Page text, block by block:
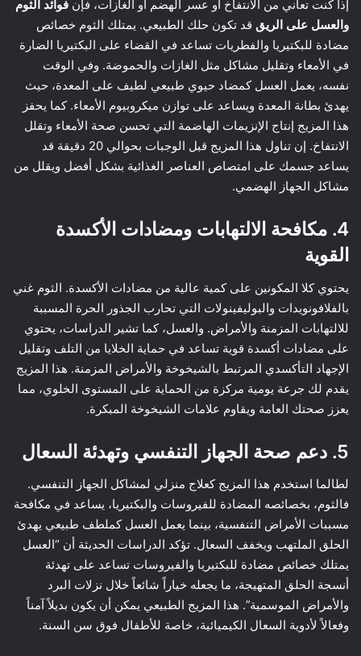
إذا كنت تعاني من الانتفاخ أو عسر الهضم أو الغازات، فإن فوائد الثوم
والعسل على الريق قد تكون حلك الطبيعي. يمتلك الثوم خصائص
مضادة للبكتيريا والفطريات تساعد في القضاء على البكتيريا الضارة
في الأمعاء وتقليل مشاكل مثل الغازات والحموضة. وفي الوقت
نفسه، يعمل العسل كمضاد حيوي طبيعي لطيف على المعدة، حيث
يهدئ بطانة المعدة ويساعد على توازن ميكروبيوم الأمعاء. كما يحفز
هذا المزيج إنتاج الإنزيمات الهاضمة التي تحسن صحة الأمعاء وتقلل
الانتفاخ. إن تناول هذا المزيج قبل الوجبات بحوالي 20 دقيقة قد
يساعد جسمك على امتصاص العناصر الغذائية بشكل أفضل ويقلل من
مشاكل الجهاز الهضمي.
4. مكافحة الالتهابات ومضادات الأكسدة
القوية
يحتوي كلا المكونين على كمية عالية من مضادات الأكسدة. الثوم غني
بالفلافونويدات والبوليفينولات التي تحارب الجذور الحرة المسببة
للالتهابات المزمنة والأمراض. والعسل، كما تشير الدراسات، يحتوي
على مضادات أكسدة قوية تساعد في حماية الخلايا من التلف وتقليل
الإجهاد التأكسدي المرتبط بالشيخوخة والأمراض المزمنة. هذا المزيج
يقدم لك جرعة يومية مركزة من الحماية على المستوى الخلوي، مما
يعزز صحتك العامة ويقاوم علامات الشيخوخة المبكرة.
5. دعم صحة الجهاز التنفسي وتهدئة السعال
لطالما استخدم هذا المزيج كعلاج منزلي لمشاكل الجهاز التنفسي.
فالثوم، بخصائصه المضادة للفيروسات والبكتيريا، يساعد في مكافحة
مسببات الأمراض التنفسية، بينما يعمل العسل كملطف طبيعي يهدئ
الحلق الملتهب ويخفف السعال. تؤكد الدراسات الحديثة أن “العسل
يمتلك خصائص مضادة للبكتيريا والفيروسات تساعد على تهدئة
أنسجة الحلق المتهيجة، ما يجعله خياراً شائعاً خلال نزلات البرد
والأمراض الموسمية”. هذا المزيج الطبيعي يمكن أن يكون بديلاً آمناً
وفعالاً لأدوية السعال الكيميائية، خاصة للأطفال فوق سن السنة.